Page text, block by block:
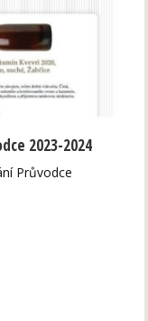
2023-2024
Průvodce